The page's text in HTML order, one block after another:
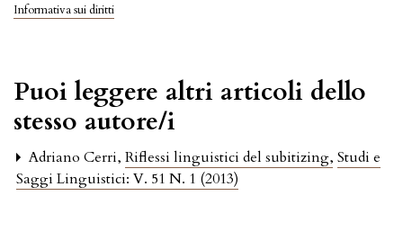
Informativa sui diritti
Puoi leggere altri articoli dello
stesso autore/i
Adriano Cerri, Riflessi linguistici del subitizing, Studi e
Saggi Linguistici: V. 51 N. 1 (2013)